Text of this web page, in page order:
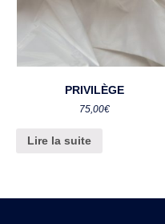
PRIVILÈGE
75,00€
Lire la suite